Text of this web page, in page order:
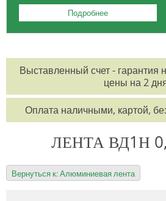
выбранной вами
8 495 215-17-81,
8 800 555-57-68
или по электронной почте
БЕСПЛАТНЫЙ ЗАЕЗДна складскую
Союз-Орис".
Подробнее
Выставленный счет - гарантия
цены на 2
Оплата наличными, картой,
ЛЕНТА ВД1Н
Вернуться к: Алюминиевая лента